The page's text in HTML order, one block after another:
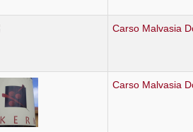
Carso Malvasia
Carso Malvasia